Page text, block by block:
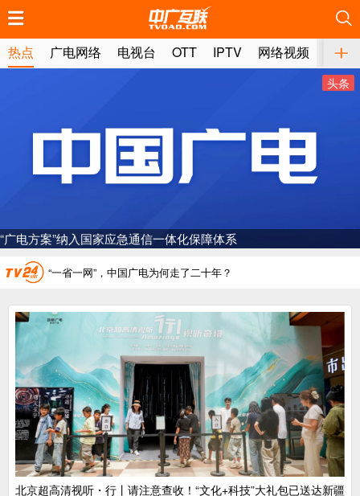
热点 广电网络 电视台 OTT IPTV 网络视频 媒体
头条
“广电方案”纳入国家应急通信一体化保障体系
中国广电：编制一体化电视技术标准白皮书
AI赋能微短剧产业“沪8条”发布
“纵深推进”系统性变革，广电媒体如何发力？
“一省一网”，中国广电为何走了二十年？
广电总局对互联网电视自动续费专项治理
中国广电：编制一体化电视技术标准白皮书
推荐
北京超高清视听・行丨请注意查收！“文化+科技”大礼包已送达新疆
推荐
推荐
推荐
推荐
推荐
推荐
推荐
推荐
推荐
推荐
推荐
推荐
推荐
推荐
推荐
推荐
推荐
推荐
推荐